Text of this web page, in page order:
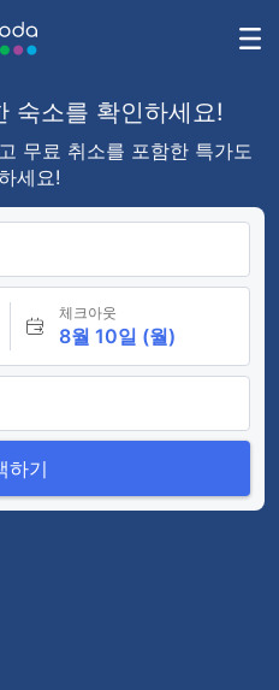
숙소를 확인하세요!
무료 취소를 포함한 특가도
세요!
체크아웃
8월 10일 (월)
하기